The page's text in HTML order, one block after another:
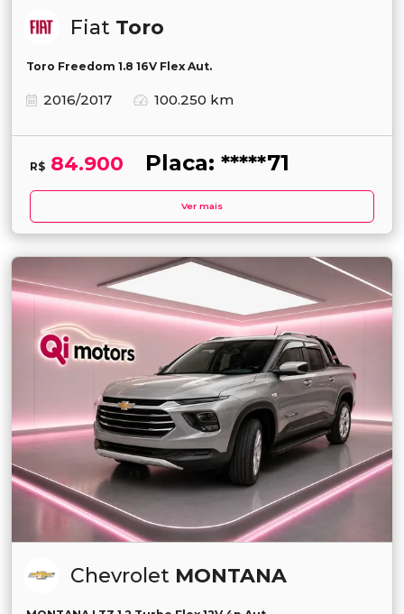
Fiat Toro
Toro Freedom 1.8 16V Flex Aut.
2016/2017 100.250 km
R$ 84.900 Placa: *****71
Ver mais
Chevrolet MONTANA